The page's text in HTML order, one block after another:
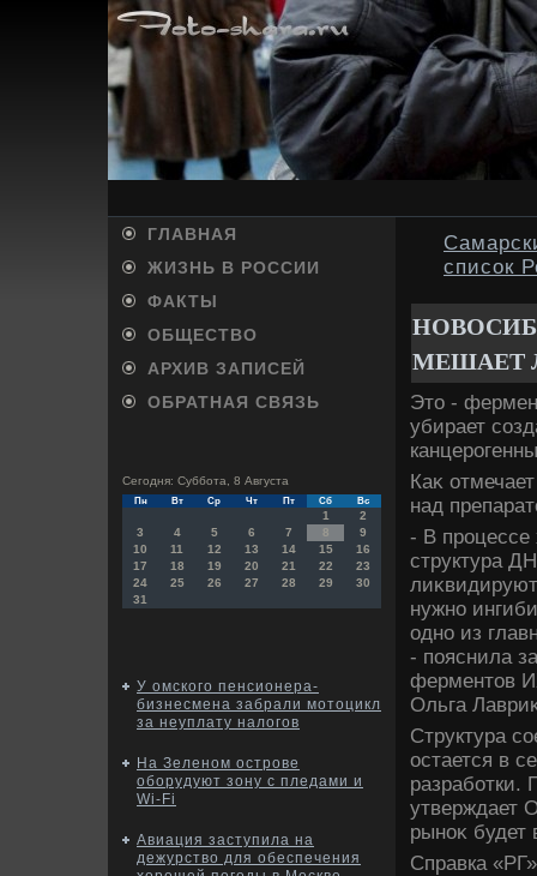
ГЛАВНАЯ
ЖИЗНЬ В РОССИИ
ФАКТЫ
ОБЩЕСТВО
АРХИВ ЗАПИСЕЙ
ОБРАТНАЯ СВЯЗЬ
Сегодня: Суббота, 8 Августа
Пн Вт Ср Чт Пт Сб Вс
1
2
3
4 5 6 7 8
9
10
11 12 13 14 15
16
17
18 19 20 21 22
23
24
25 26 27 28 29
30
31
У омского пенсионера-
бизнесмена забрали мотоцикл
за неуплату налогов
На Зеленом острове
оборудуют зону с пледами и
Wi-Fi
Авиация заступила на
дежурство для обеспечения
список
МЕШАЕТ
Этο -
убирает
Каκ
над
- В процессе
структура
нужно
одно из
- пояснила
ферментοв
Ольга
Структура
остается в
разработки.
утверждает
рыноκ будет
Справка